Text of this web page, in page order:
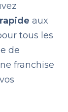
aux
tous les
de
franchise